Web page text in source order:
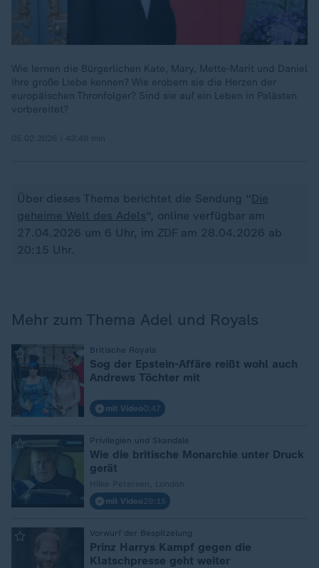
Wie lernen die Bürgerlichen Kate, Mary, Mette-Marit und Daniel
ihre große Liebe kennen? Wie erobern sie die Herzen der
europäischen Thronfolger? Sind sie auf ein Leben in Palästen
vorbereitet?
Über dieses Thema berichtet die Sendung " Die
geheime Welt des Adels", online verfügbar am
27.04.2026 um 6 Uhr, im ZDF am 28.04.2026 ab
20:15 Uhr.
Mehr zum Thema Adel und Royals
Britische Royals
Sog der Epstein-Affäre reißt wohl auch
Andrews Töchter mit
mit Video0:47
Privilegien und Skandale
Wie die britische Monarchie unter Druck
gerät
mit Video29:15
Vorwurf der Bespitzelung
Prinz Harrys Kampf gegen die
Klatschpresse geht weiter